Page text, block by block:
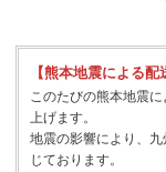
【熊本地震による配
このたびの熊本地震
上げます。
地震の影響により、
じております。